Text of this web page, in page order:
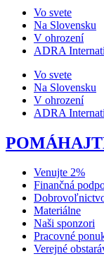
Vo svete
Na Slovensku
V ohrození
ADRA
Vo svete
Na Slovensku
V ohrození
ADRA
Venujte 2%
Finančná
Materiálne
Naši sponzori
Pracovné
Verejné